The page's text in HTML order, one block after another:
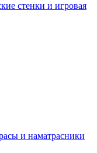
стенки и игровая
и наматрасники